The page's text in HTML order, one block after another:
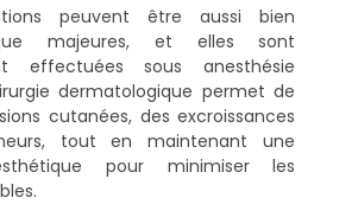
peuvent être aussi bien
majeures, et elles sont
effectuées sous anesthésie
dermatologique permet de
cutanées, des excroissances
tout en maintenant une
pour minimiser les